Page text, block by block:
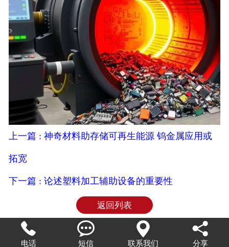
上一篇 : 神奇材料助存储可再生能源 钨金属应用或
拓宽
下一篇 : 论述塑料加工辅助设备的重要性
返回列表

电话

短信

联系我们

分享